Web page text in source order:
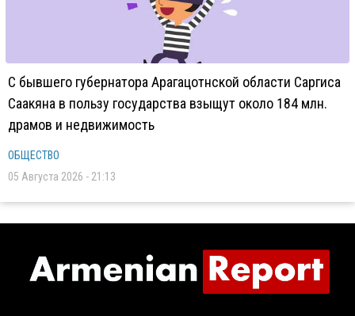
С бывшего губернатора Арагацотнской области Саргиса
Саакяна в пользу государства взыщут около 184 млн.
драмов и недвижимость
ОБЩЕСТВО
05 Августа 2026 - 21:13